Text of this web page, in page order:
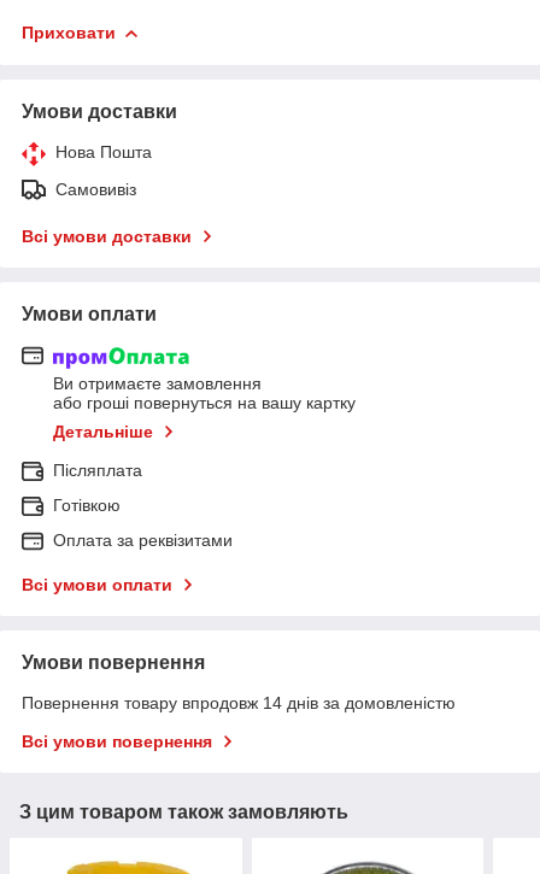
Приховати
Умови доставки
Нова Пошта
Самовивіз
Всі умови доставки
Умови оплати
Ви отримаєте замовлення
або гроші повернуться на вашу картку
Детальніше
Післяплата
Готівкою
Оплата за реквізитами
Всі умови оплати
Умови повернення
Повернення товару впродовж 14 днів за домовленістю
Всі умови повернення
З цим товаром також замовляють